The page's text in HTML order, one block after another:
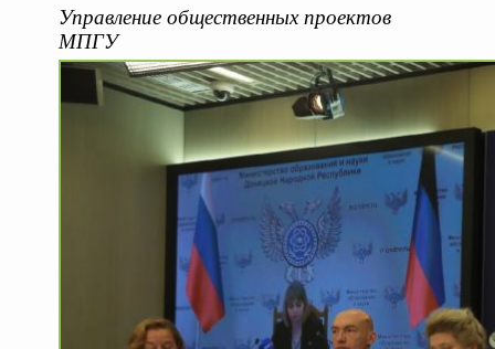
Управление общественных проектов
МПГУ